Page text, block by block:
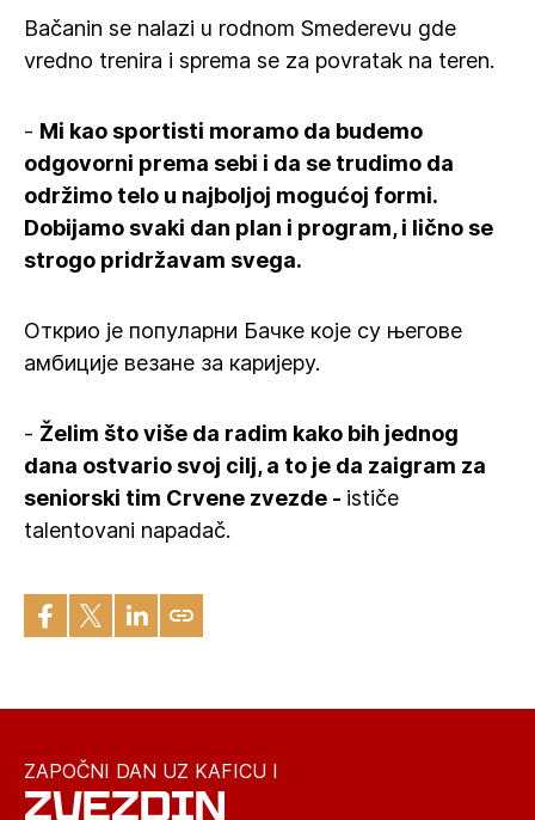
Bačanin se nalazi u rodnom Smederevu gde
vredno trenira i sprema se za povratak na teren.
- Mi kao sportisti moramo da budemo
odgovorni prema sebi i da se trudimo da
održimo telo u najboljoj mogućoj formi.
Dobijamo svaki dan plan i program, i lično se
strogo pridržavam svega.
Открио је популарни Бачке које су његове
амбиције везане за каријеру.
- Želim što više da radim kako bih jednog
dana ostvario svoj cilj, a to je da zaigram za
seniorski tim Crvene zvezde - ističe
talentovani napadač.
ZAPOČNI DAN UZ KAFICU I
ZVEZDIN